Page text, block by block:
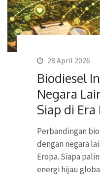
28 April 2026
Biodiesel
Negara
Siap di Era
Perbandingan
dengan negara
Eropa. Siapa
energi hijau